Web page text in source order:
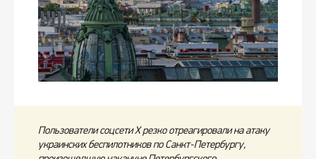
Пользователи соцсети X резко отреагировали на атаку
украинских беспилотников по Санкт-Петербургу,